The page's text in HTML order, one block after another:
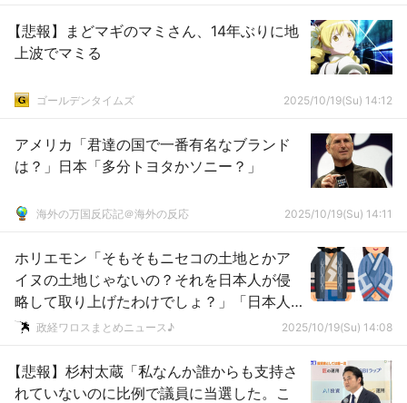
【悲報】まどマギのマミさん、14年ぶりに地
上波でマミる
ゴールデンタイムズ 2025/10/19(Su) 14:12
アメリカ「君達の国で一番有名なブランド
は？」日本「多分トヨタかソニー？」
海外の万国反応記＠海外の反応 2025/10/19(Su) 14:11
ホリエモン「そもそもニセコの土地とかア
イヌの土地じゃないの？それを日本人が侵
略して取り上げたわけでしょ？」「日本人
ファーストほんと醜悪！」ｗｗｗｗｗｗｗ
政経ワロスまとめニュース♪ 2025/10/19(Su) 14:08
【悲報】杉村太蔵「私なんか誰からも支持さ
れていないのに比例で議員に当選した。こ